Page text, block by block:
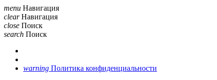
menu Навигация
clear Навигация
close Поиск
search Поиск
warning Политика конфиденциальности